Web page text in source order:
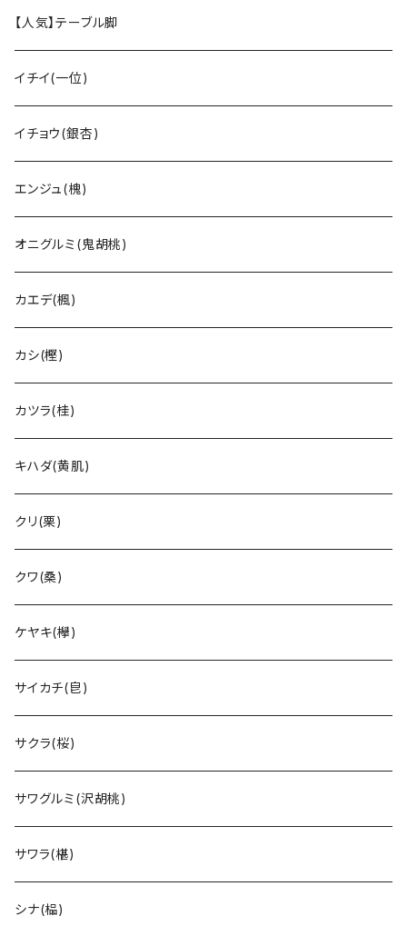
【人気】テーブル脚
イチイ(一位)
イチョウ(銀杏)
エンジュ(槐)
オニグルミ(鬼胡桃)
カエデ(楓)
カシ(樫)
カツラ(桂)
キハダ(黄肌)
クリ(栗)
クワ(桑)
ケヤキ(欅)
サイカチ(皀)
サクラ(桜)
サワグルミ(沢胡桃)
サワラ(椹)
シナ(榀)